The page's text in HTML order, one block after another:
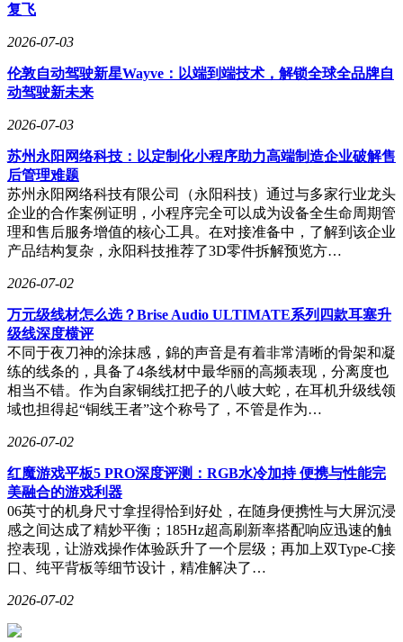
复飞
2026-07-03
伦敦自动驾驶新星Wayve：以端到端技术，解锁全球全品牌自
动驾驶新未来
2026-07-03
苏州永阳网络科技：以定制化小程序助力高端制造企业破解售
后管理难题
苏州永阳网络科技有限公司（永阳科技）通过与多家行业龙头
企业的合作案例证明，小程序完全可以成为设备全生命周期管
理和售后服务增值的核心工具。在对接准备中，了解到该企业
产品结构复杂，永阳科技推荐了3D零件拆解预览方…
2026-07-02
万元级线材怎么选？Brise Audio ULTIMATE系列四款耳塞升
级线深度横评
不同于夜刀神的涂抹感，錦的声音是有着非常清晰的骨架和凝
练的线条的，具备了4条线材中最华丽的高频表现，分离度也
相当不错。作为自家铜线扛把子的八岐大蛇，在耳机升级线领
域也担得起“铜线王者”这个称号了，不管是作为…
2026-07-02
红魔游戏平板5 PRO深度评测：RGB水冷加持 便携与性能完
美融合的游戏利器
06英寸的机身尺寸拿捏得恰到好处，在随身便携性与大屏沉浸
感之间达成了精妙平衡；185Hz超高刷新率搭配响应迅速的触
控表现，让游戏操作体验跃升了一个层级；再加上双Type-C接
口、纯平背板等细节设计，精准解决了…
2026-07-02